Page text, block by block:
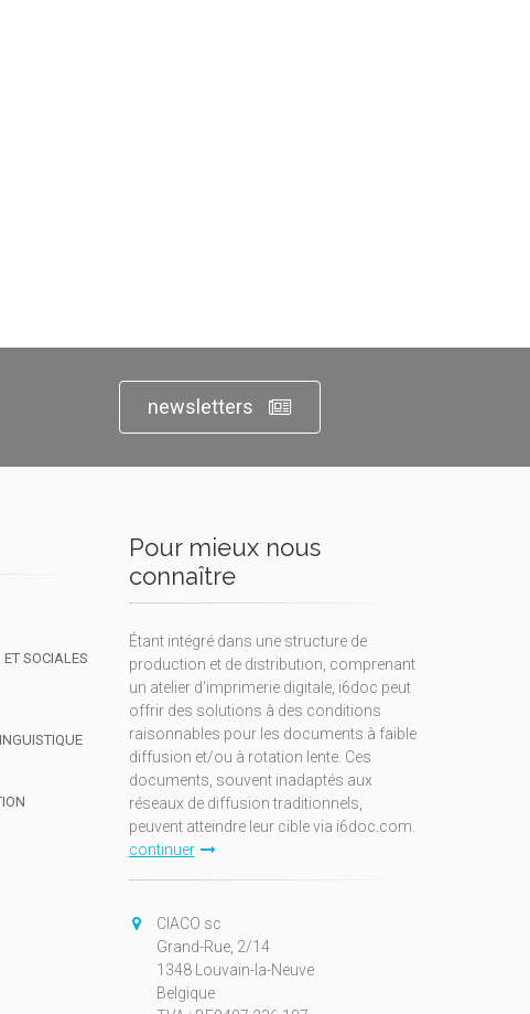
newsletters
SOCIALES
Pour mieux nous
connaître
Étant intégré dans une structure de
production et de distribution, comprenant
un atelier d'imprimerie digitale, i6doc peut
offrir des solutions à des conditions
raisonnables pour les documents à faible
diffusion et/ou à rotation lente. Ces
documents, souvent inadaptés aux
réseaux de diffusion traditionnels,
peuvent atteindre leur cible via i6doc.com.
continuer
CIACO sc
Grand-Rue, 2/14
1348 Louvain-la-Neuve
Belgique